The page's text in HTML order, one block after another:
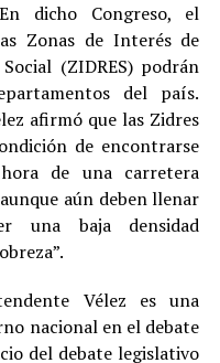
dicho Congreso, el
Zonas de Interés de
(ZIDRES) podrán
del país.
afirmó que las Zidres
de encontrarse
de una carretera
aún deben llenar
una baja densidad
Vélez es una
nacional en el debate
del debate legislativo